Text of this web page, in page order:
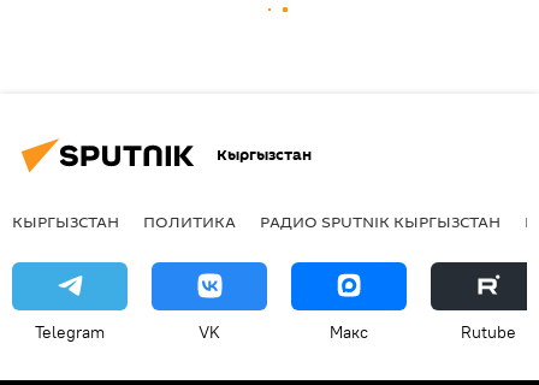
Кыргызстан
КЫРГЫЗСТАН ПОЛИТИКА РАДИО SPUTNIK КЫРГЫЗСТАН
Telegram VK Макс Rutube